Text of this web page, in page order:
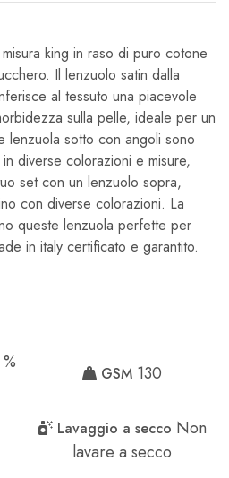
king in raso di puro cotone
Il lenzuolo satin dalla
al tessuto una piacevole
sulla pelle, ideale per un
lenzuola sotto con angoli sono
diverse colorazioni e misure,
set con un lenzuolo sopra,
con diverse colorazioni. La
queste lenzuola perfette per
in italy certificato e garantito.
GSM 130
Lavaggio a secco Non
lavare a secco